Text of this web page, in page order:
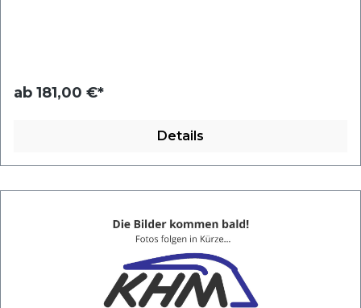
ab 181,00 €*
Details